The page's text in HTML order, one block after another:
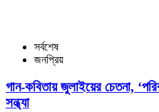
সর্বশেষ
জনপ্রিয়
গান-কবিতায় জুলাইয়ের চেতনা,
সন্ধ্যা